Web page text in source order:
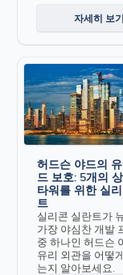
자세히 보기
허드슨 야드의
드 보호: 5개의
타워를 위한 실
트
실리콘 실란트가
가장 야심찬 개발
중 하나인 허드슨
유리 외관을 어떻
는지 알아보세요.